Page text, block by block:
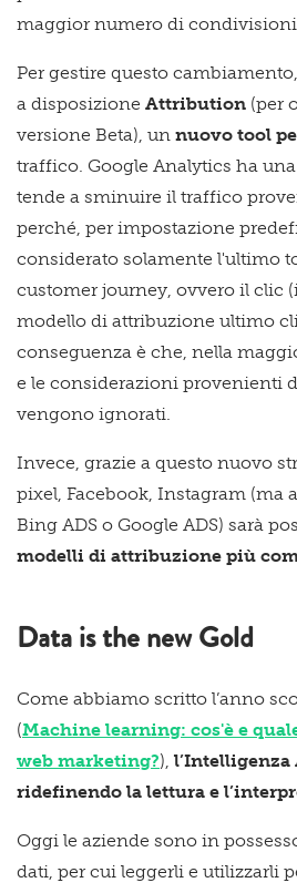
maggior numero di condivisioni.
Per gestire questo
a disposizione Attribution (per
versione Beta), un nuovo tool
traffico. Google Analytics ha
tende a sminuire il traffico
perché, per impostazione
considerato solamente l'ultimo
customer journey, ovvero il clic
modello di attribuzione ultimo
conseguenza è che, nella
e le considerazioni provenienti
vengono ignorati.
Invece, grazie a questo nuovo
pixel, Facebook, Instagram (ma
Bing ADS o Google ADS) sarà
modelli di attribuzione più
Data is the new Gold
Come abbiamo scritto l’anno
(Machine learning: cos'è e
web marketing?),
ridefinendo la lettura e
Oggi le aziende sono in
dati, per cui leggerli e utilizzarli